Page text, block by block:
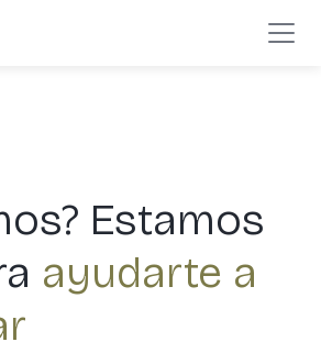
Estamos
ayudarte a